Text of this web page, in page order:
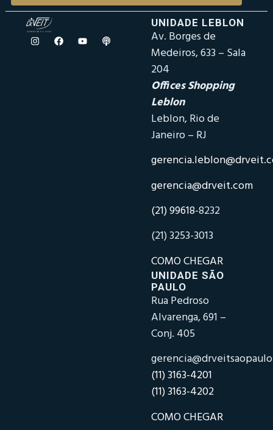
UNIDADE LEBLON
Av. Borges de
Medeiros, 633 – Sala
204
Offices Shopping
Leblon
Leblon, Rio de
Janeiro – RJ
gerencia@drveit.com
(21) 99618-8232
(21) 3253-3013
COMO CHEGAR
UNIDADE SÃO
PAULO
Rua Pedroso
Alvarenga, 691 –
Conj. 405
(11) 3163-4201
(11) 3163-4202
COMO CHEGAR